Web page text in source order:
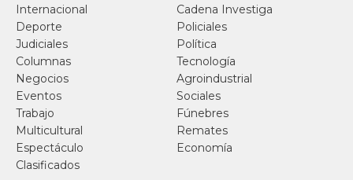
Internacional
Cadena Investiga
Deporte
Policiales
Judiciales
Política
Columnas
Tecnología
Negocios
Agroindustrial
Eventos
Sociales
Trabajo
Fúnebres
Multicultural
Remates
Espectáculo
Economía
Clasificados